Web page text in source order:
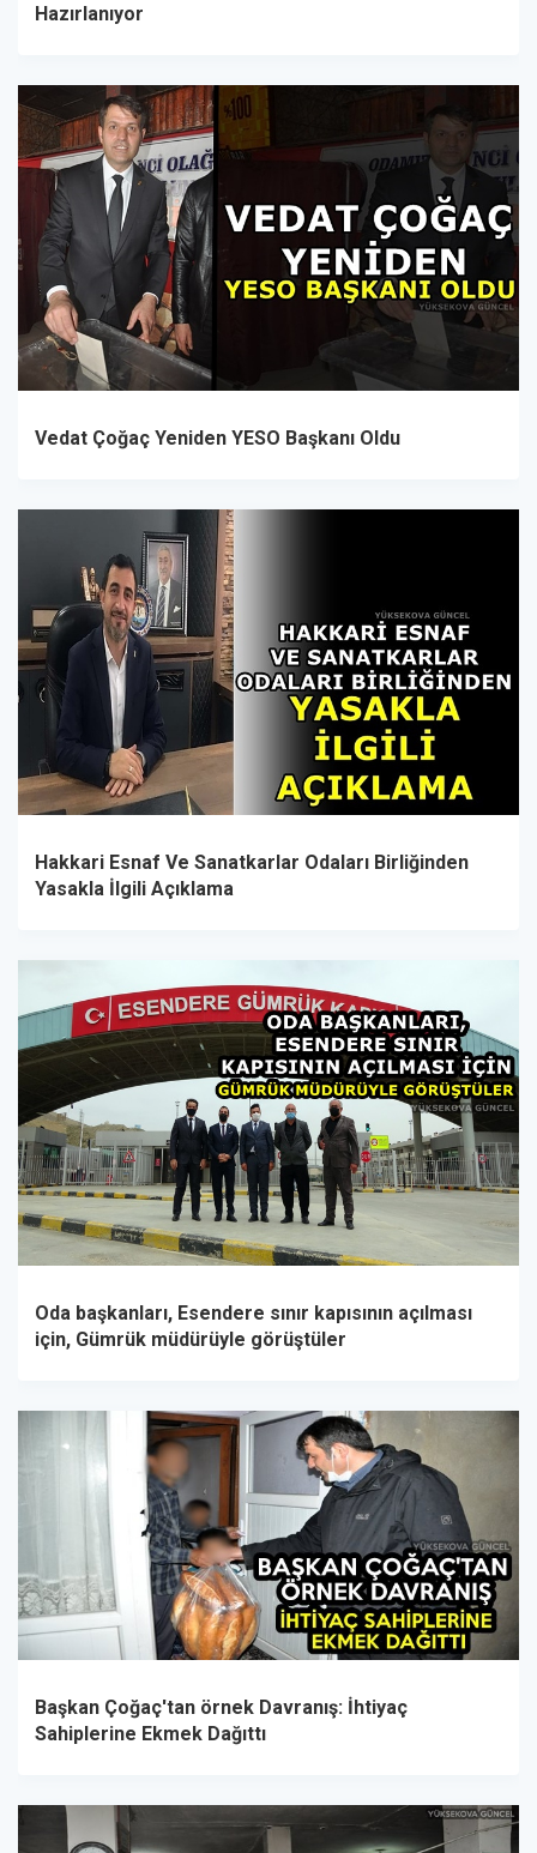
Hazırlanıyor
Vedat Çoğaç Yeniden YESO Başkanı Oldu
Hakkari Esnaf Ve Sanatkarlar Odaları Birliğinden
Yasakla İlgili Açıklama
Oda başkanları, Esendere sınır kapısının açılması
için, Gümrük müdürüyle görüştüler
Başkan Çoğaç'tan örnek Davranış: İhtiyaç
Sahiplerine Ekmek Dağıttı